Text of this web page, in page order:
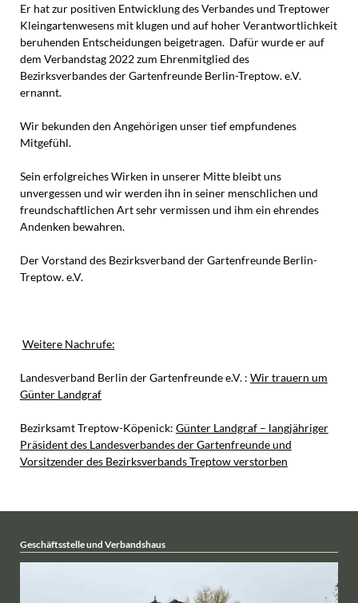
Er hat zur positiven Entwicklung des Verbandes und Treptower
Kleingartenwesens mit klugen und auf hoher Verantwortlichkeit
beruhenden Entscheidungen beigetragen. Dafür wurde er auf
dem Verbandstag 2022 zum Ehrenmitglied des
Bezirksverbandes der Gartenfreunde Berlin-Treptow. e.V.
ernannt.
Wir bekunden den Angehörigen unser tief empfundenes
Mitgefühl.
Sein erfolgreiches Wirken in unserer Mitte bleibt uns
unvergessen und wir werden ihn in seiner menschlichen und
freundschaftlichen Art sehr vermissen und ihm ein ehrendes
Andenken bewahren.
Der Vorstand des Bezirksverband der Gartenfreunde Berlin-
Treptow. e.V.
Weitere Nachrufe:
Landesverband Berlin der Gartenfreunde e.V. : Wir trauern um
Günter Landgraf
Bezirksamt Treptow-Köpenick: Günter Landgraf – langjähriger
Präsident des Landesverbandes der Gartenfreunde und
Vorsitzender des Bezirksverbands Treptow verstorben
Geschäftsstelle und Verbandshaus